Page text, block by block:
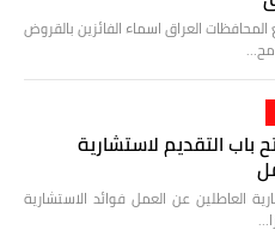
العراق اسماء الفائزين بالقروض
مح…
باب التقديم لاستشارية
العاطلين عن العمل فوائد الاستشارية